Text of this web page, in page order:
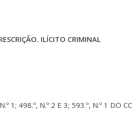
ILÍCITO CRIMINAL
1; 498.º, N.º 2 E 3; 593.º, N.º 1 DO CC